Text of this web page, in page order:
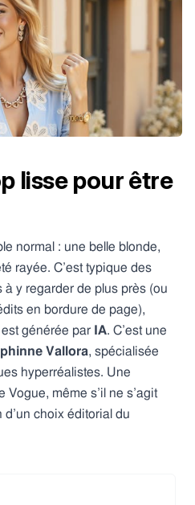
lisse pour être
normal : une belle blonde,
rayée. C’est typique des
y regarder de plus près (ou
en bordure de page),
générée par IA. C’est une
Vallora, spécialisée
hyperréalistes. Une
même s’il ne s’agit
d’un choix éditorial du